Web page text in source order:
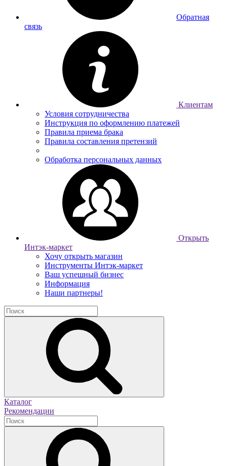
Обратная
связь
Клиентам
Условия сотрудничества
Инструкция по оформлению платежей
Правила приема брака
Правила составления претензий
Обработка персональных данных
Открыть
Интэк-маркет
Хочу открыть магазин
Инструменты Интэк-маркет
Ваш успешный бизнес
Информация
Наши партнеры!
Каталог
Рекомендации